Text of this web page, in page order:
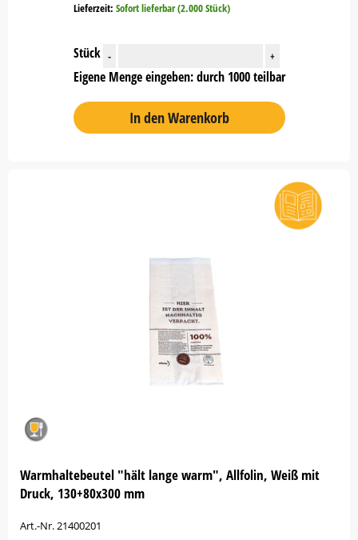
Lieferzeit: Sofort lieferbar (2.000 Stück)
Stück - +
Eigene Menge eingeben: durch 1000 teilbar
In den Warenkorb
Warmhaltebeutel "hält lange warm", Allfolin, Weiß mit
Druck, 130+80x300 mm
Art.-Nr. 21400201